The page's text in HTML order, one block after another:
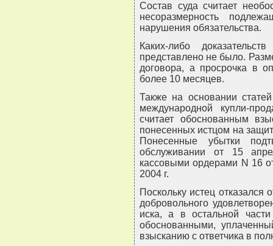
Состав суда считает
несоразмерность
нарушения обязательства.
Каких-либо
представлено не было.
договора, а просрочка в
более 10 месяцев.
Также на основании
международной купли-
считает обоснованным
понесенных истцом на
Понесенные убытки
обслуживании от 15
кассовыми ордерами N 16
2004 г.
Поскольку истец отказался
добровольного
иска, а в остальной
обоснованными,
взысканию с ответчика в